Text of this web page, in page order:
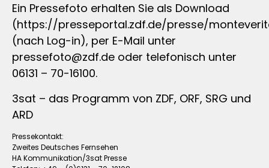
Ein Pressefoto erhalten Sie als Download
(https://presseportal.zdf.de/presse/
(nach Log-in), per E-Mail unter
pressefoto@zdf.de oder telefonisch unter
06131 – 70-16100.
3sat – das Programm von ZDF, ORF, SRG und
ARD
Pressekontakt:
Zweites Deutsches Fernsehen
HA Kommunikation/3sat Presse